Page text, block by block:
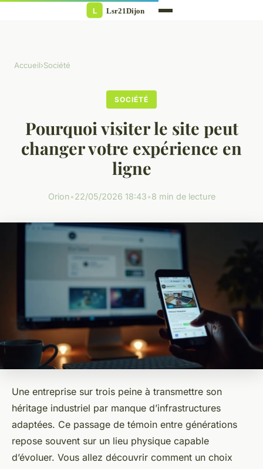
Accueil›Société
SOCIÉTÉ
Pourquoi visiter le site peut
changer votre expérience en
ligne
Orion•22/05/2026 18:43•8 min de lecture
Une entreprise sur trois peine à transmettre son
héritage industriel par manque d’infrastructures
adaptées. Ce passage de témoin entre générations
repose souvent sur un lieu physique capable
d’évoluer. Vous allez découvrir comment un choix